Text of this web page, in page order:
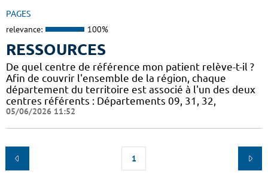
PAGES
relevance: 100%
RESSOURCES
De quel centre de référence mon patient relève-t-il ?
Afin de couvrir l'ensemble de la région, chaque
département du territoire est associé à l'un des deux
centres référents : Départements 09, 31, 32,
05/06/2026 11:52
1